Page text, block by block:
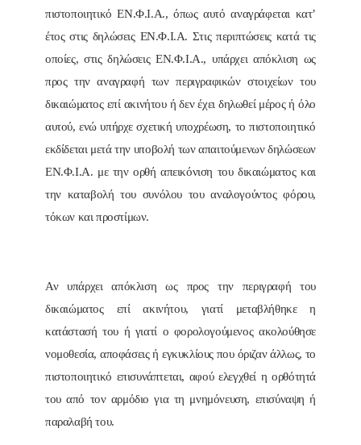
πιστοποιητικό ΕΝ.Φ.Ι.Α., όπως αυτό αναγράφεται κατ’
έτος στις δηλώσεις ΕΝ.Φ.Ι.Α. Στις περιπτώσεις κατά τις
οποίες, στις δηλώσεις ΕΝ.Φ.Ι.Α., υπάρχει απόκλιση ως
προς την αναγραφή των περιγραφικών στοιχείων του
δικαιώματος επί ακινήτου ή δεν έχει δηλωθεί μέρος ή όλο
αυτού, ενώ υπήρχε σχετική υποχρέωση, το πιστοποιητικό
εκδίδεται μετά την υποβολή των απαιτούμενων δηλώσεων
ΕΝ.Φ.Ι.Α. με την ορθή απεικόνιση του δικαιώματος και
την καταβολή του συνόλου του αναλογούντος φόρου,
τόκων και προστίμων.
Αν υπάρχει απόκλιση ως προς την περιγραφή του
δικαιώματος επί ακινήτου, γιατί μεταβλήθηκε η
κατάστασή του ή γιατί ο φορολογούμενος ακολούθησε
νομοθεσία, αποφάσεις ή εγκυκλίους που όριζαν άλλως, το
πιστοποιητικό επισυνάπτεται, αφού ελεγχθεί η ορθότητά
του από τον αρμόδιο για τη μνημόνευση, επισύναψη ή
παραλαβή του.